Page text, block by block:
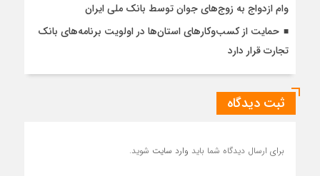
وام ازدواج به زوج‌های جوان توسط بانک ملی ایران
حمایت از کسب‌وکارهای استان‌ها در اولویت برنامه‌های بانک
تجارت قرار دارد
ثبت دیدگاه
برای ارسال دیدگاه شما باید وارد سایت شوید.